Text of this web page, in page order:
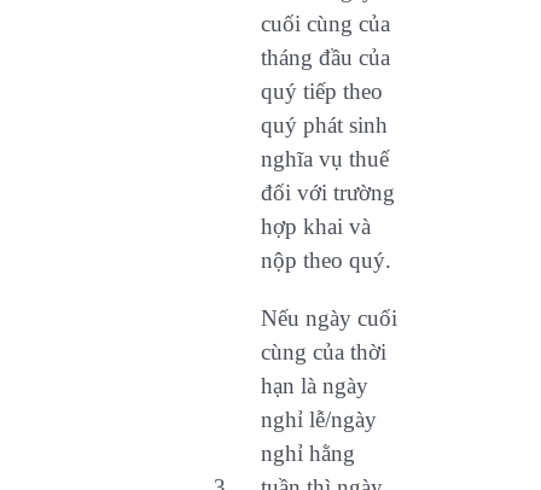
cuối cùng của
tháng đầu của
quý tiếp theo
quý phát sinh
nghĩa vụ thuế
đối với trường
hợp khai và
nộp theo quý.
Nếu ngày cuối
cùng của thời
hạn là ngày
nghỉ lễ/ngày
nghỉ hằng